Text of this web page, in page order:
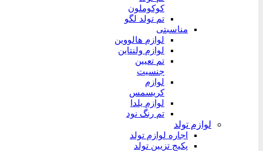
کوکوملون
تم تولد لگو
مناسبتی
لوازم هالووین
لوازم ولنتاین
تم تعیین
جنسیت
لوازم
کریسمس
لوازم یلدا
تم رنگ نود
لوازم تولد
اجاره لوازم تولد
پکیج تزیین تولد